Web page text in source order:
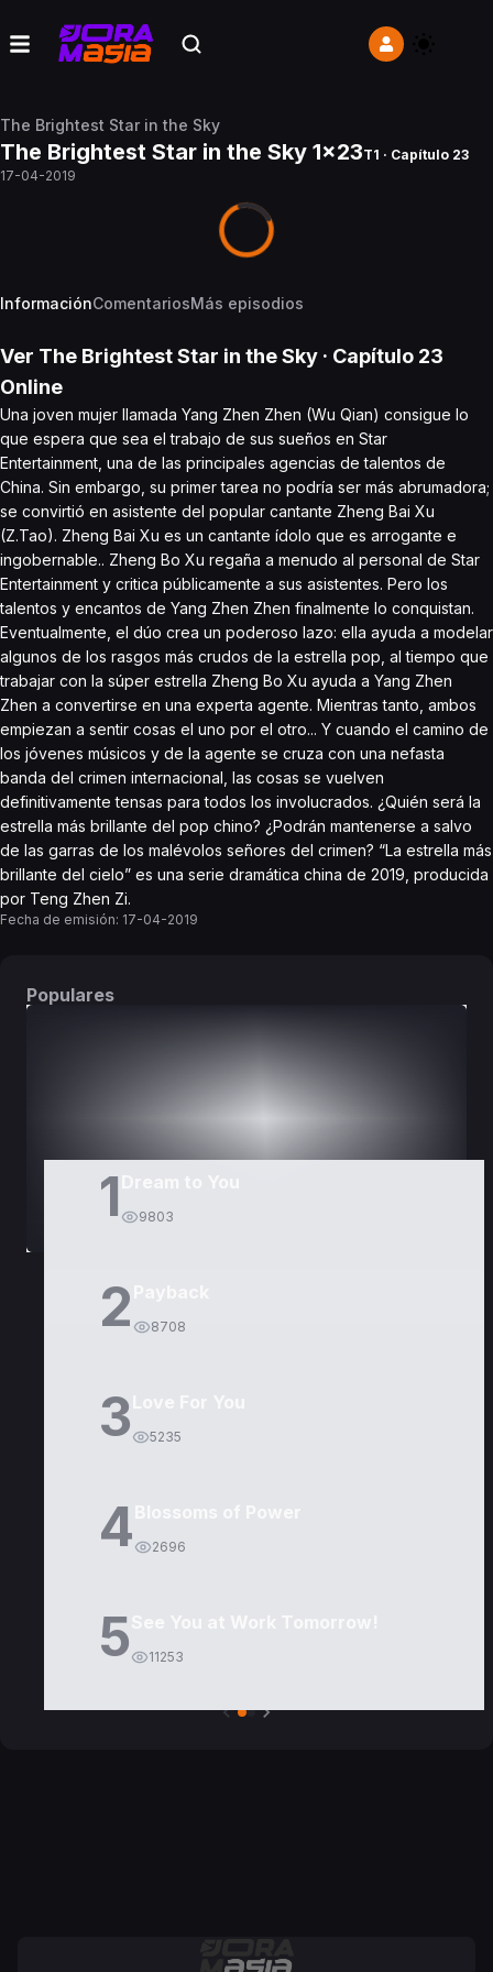
The Brightest Star in the Sky
The Brightest Star in the Sky 1x23T1 · Capítulo 23
17-04-2019
InformaciónComentariosMás episodios
Ver The Brightest Star in the Sky · Capítulo 23
Online
Una joven mujer llamada Yang Zhen Zhen (Wu Qian) consigue lo
que espera que sea el trabajo de sus sueños en Star
Entertainment, una de las principales agencias de talentos de
China. Sin embargo, su primer tarea no podría ser más abrumadora;
se convirtió en asistente del popular cantante Zheng Bai Xu
(Z.Tao). Zheng Bai Xu es un cantante ídolo que es arrogante e
ingobernable.. Zheng Bo Xu regaña a menudo al personal de Star
Entertainment y critica públicamente a sus asistentes. Pero los
talentos y encantos de Yang Zhen Zhen finalmente lo conquistan.
Eventualmente, el dúo crea un poderoso lazo: ella ayuda a modelar
algunos de los rasgos más crudos de la estrella pop, al tiempo que
trabajar con la súper estrella Zheng Bo Xu ayuda a Yang Zhen
Zhen a convertirse en una experta agente. Mientras tanto, ambos
empiezan a sentir cosas el uno por el otro... Y cuando el camino de
los jóvenes músicos y de la agente se cruza con una nefasta
banda del crimen internacional, las cosas se vuelven
definitivamente tensas para todos los involucrados. ¿Quién será la
estrella más brillante del pop chino? ¿Podrán mantenerse a salvo
de las garras de los malévolos señores del crimen? “La estrella más
brillante del cielo” es una serie dramática china de 2019, producida
por Teng Zhen Zi.
Fecha de emisión: 17-04-2019
Populares
1 9803
2 8708
3 5235
4 2696
5 11253